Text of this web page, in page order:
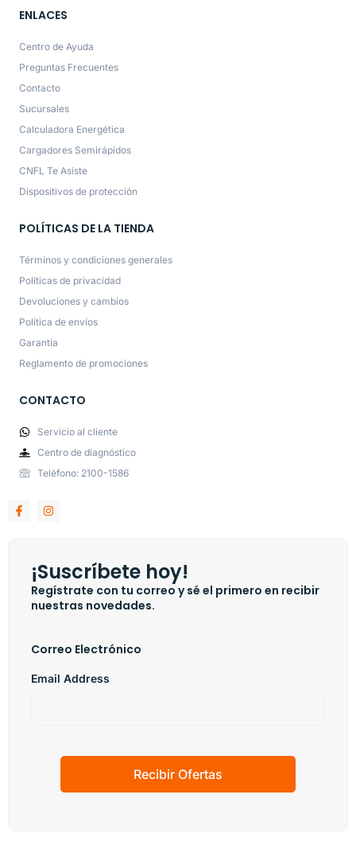
ENLACES
Centro de Ayuda
Preguntas Frecuentes
Contacto
Sucursales
Calculadora Energética
Cargadores Semirápidos
CNFL Te Asiste
Dispositivos de protección
POLÍTICAS DE LA TIENDA
Términos y condiciones generales
Políticas de privacidad
Devoluciones y cambios
Política de envíos
Garantía
Reglamento de promociones
CONTACTO
Servicio al cliente
Centro de diagnóstico
Teléfono: 2100-1586
¡Suscríbete hoy!
Regístrate con tu correo y sé el primero en recibir
nuestras novedades.
Correo Electrónico
Email Address